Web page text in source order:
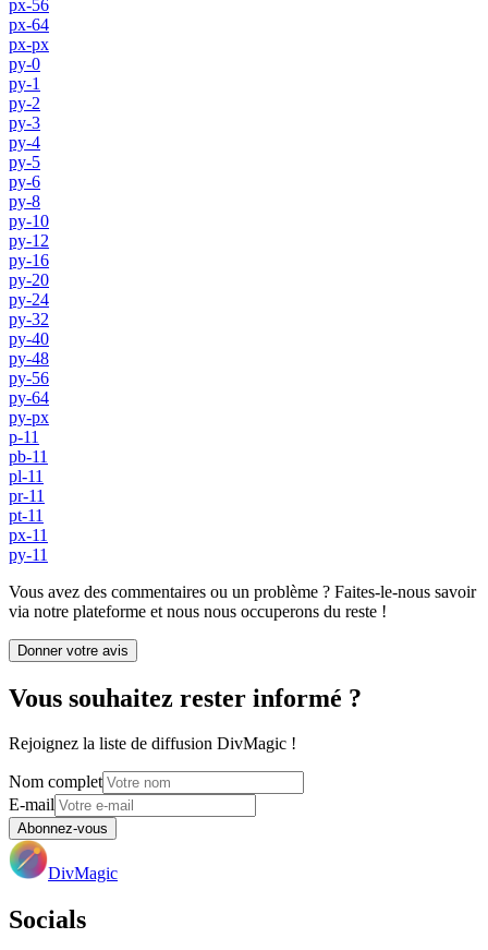
px-56
px-64
px-px
py-0
py-1
py-2
py-3
py-4
py-5
py-6
py-8
py-10
py-12
py-16
py-20
py-24
py-32
py-40
py-48
py-56
py-64
py-px
p-11
pb-11
pl-11
pr-11
pt-11
px-11
py-11
Vous avez des commentaires ou un problème ? Faites-le-nous savoir
via notre plateforme et nous nous occuperons du reste !
Donner votre avis
Vous souhaitez rester informé ?
Rejoignez la liste de diffusion DivMagic !
Nom complet
E-mail
Abonnez-vous
DivMagic
Socials